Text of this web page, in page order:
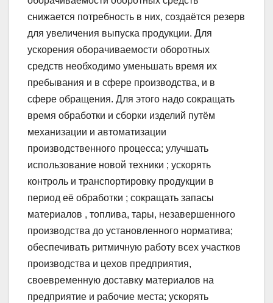
снижается потребность в них, создаётся резерв
для увеличения выпуска продукции. Для
ускорения оборачиваемости оборотных
средств необходимо уменьшать время их
пребывания и в сфере производства, и в
сфере обращения. Для этого надо сокращать
время обработки и сборки изделий путём
механизации и автоматизации
производственного процесса; улучшать
использование новой техники ; ускорять
контроль и транспортировку продукции в
период её обработки ; сокращать запасы
материалов , топлива, тары, незавершенного
производства до установленного норматива;
обеспечивать ритмичную работу всех участков
производства и цехов предприятия,
своевременную доставку материалов на
предприятие и рабочие места; ускорять